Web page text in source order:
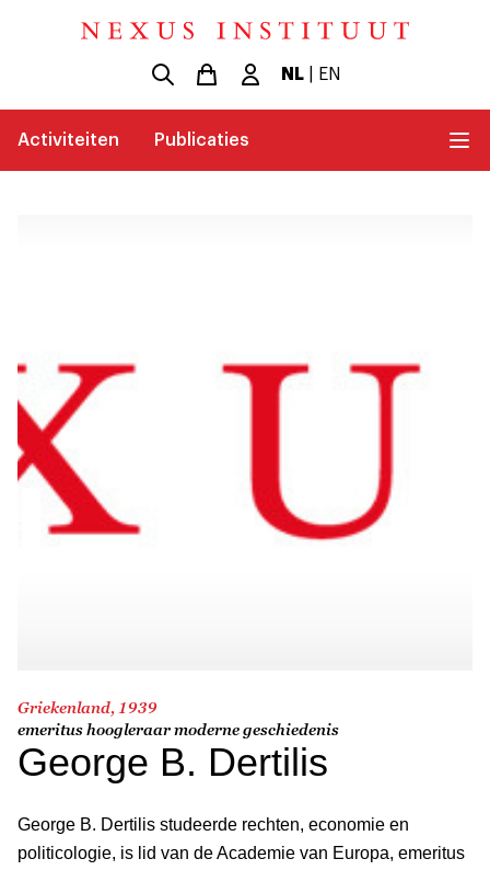
NL| EN
Activiteiten Publicaties
Griekenland, 1939
emeritus hoogleraar moderne geschiedenis
George B. Dertilis
George B. Dertilis studeerde rechten, economie en
politicologie, is lid van de Academie van Europa, emeritus